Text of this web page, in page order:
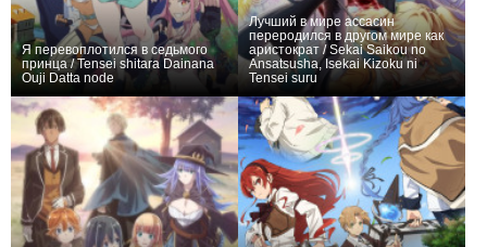
Я перевоплотился в седьмого
принца / Tensei shitara Dainana
Ouji Datta node
Лучший в мире ассасин
переродился в другом мире как
аристократ / Sekai Saikou no
Ansatsusha, Isekai Kizoku ni
Tensei suru